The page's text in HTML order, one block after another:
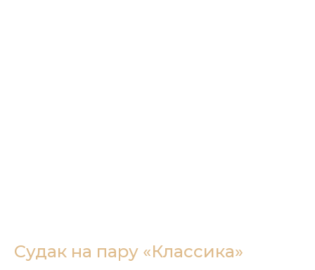
Судак на пару «Классика»